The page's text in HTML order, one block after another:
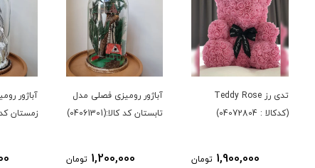
تدی رز Teddy Rose
(کدکالا : 04072804)
1,900,000 تومان
آباژور رومیزی فصلی مدل
تابستان کد کالا:(04061301)
1,200,000 تومان
آباژور
زمستان کد